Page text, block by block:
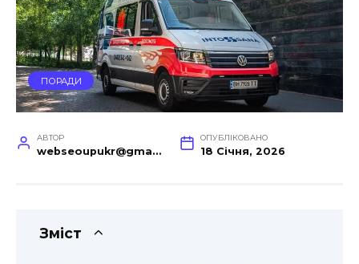
ПОРАДИ
АВТОР
webseoupukr@gmail.com
ОПУБЛІКОВАНО
18 Січня, 2026
Зміст